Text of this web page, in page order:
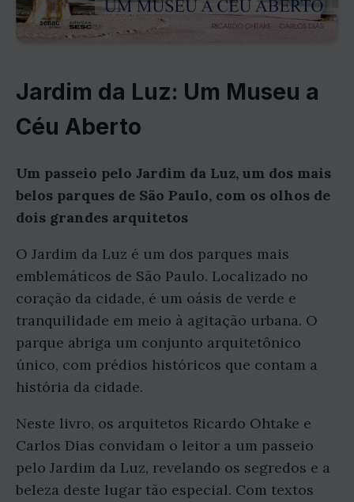
Jardim da Luz: Um Museu a
Céu Aberto
Um passeio pelo Jardim da Luz, um dos mais
belos parques de São Paulo, com os olhos de
dois grandes arquitetos
O Jardim da Luz é um dos parques mais
emblemáticos de São Paulo. Localizado no
coração da cidade, é um oásis de verde e
tranquilidade em meio à agitação urbana. O
parque abriga um conjunto arquitetônico
único, com prédios históricos que contam a
história da cidade.
Neste livro, os arquitetos Ricardo Ohtake e
Carlos Dias convidam o leitor a um passeio
pelo Jardim da Luz, revelando os segredos e a
beleza deste lugar tão especial. Com textos